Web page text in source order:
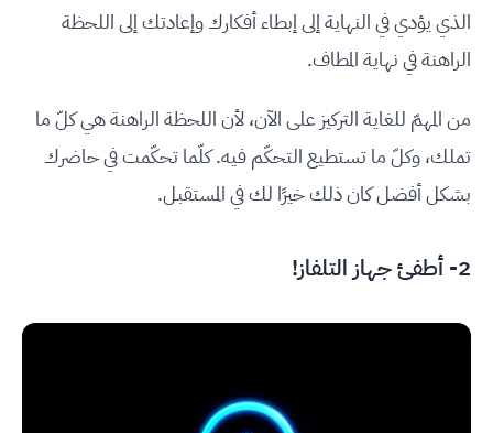
الذي يؤدي في النهاية إلى إبطاء أفكارك وإعادتك إلى اللحظة
الراهنة في نهاية المطاف.
من المهمّ للغاية التركيز على الآن، لأن اللحظة الراهنة هي كلّ ما
تملك، وكلّ ما تستطيع التحكّم فيه. كلّما تحكّمت في حاضرك
بشكل أفضل كان ذلك خيرًا لك في المستقبل.
2- أطفئ جهاز التلفاز!